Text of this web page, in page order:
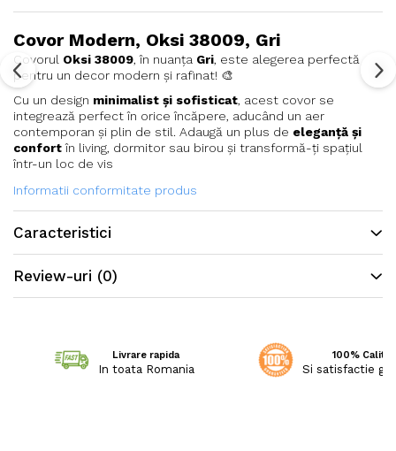
Covor Modern, Oksi 38009, Gri
Covorul Oksi 38009, în nuanța Gri, este alegerea perfectă
pentru un decor modern și rafinat! 🎨
Cu un design minimalist și sofisticat, acest covor se
integrează perfect în orice încăpere, aducând un aer
contemporan și plin de stil. Adaugă un plus de eleganță și
confortîn living, dormitor sau birou și transformă-ți spațiul
într-un loc de vis
Informatii conformitate produs
Caracteristici
Review-uri (0)
Livrare rapida
In toata Romania
100%
Si satisfactie